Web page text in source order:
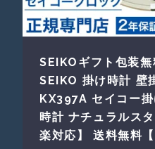
SEIKOギフト包装
SEIKO 掛け時計 壁
KX397A セイコー
時計 ナチュラルス
楽対応】 送料無料【